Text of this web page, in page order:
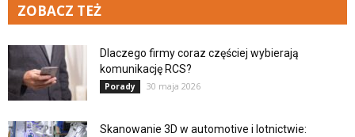
ZOBACZ TEŻ
Dlaczego firmy coraz częściej wybierają
komunikację RCS?
Porady 30 maja 2026
Skanowanie 3D w automotive i lotnictwie: